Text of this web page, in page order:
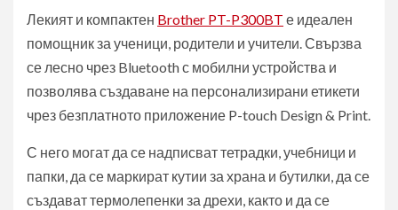
Лекият и компактен Brother PT-P300BT е идеален
помощник за ученици, родители и учители. Свързва
се лесно чрез Bluetooth с мобилни устройства и
позволява създаване на персонализирани етикети
чрез безплатното приложение P-touch Design & Print.
С него могат да се надписват тетрадки, учебници и
папки, да се маркират кутии за храна и бутилки, да се
създават термолепенки за дрехи, както и да се